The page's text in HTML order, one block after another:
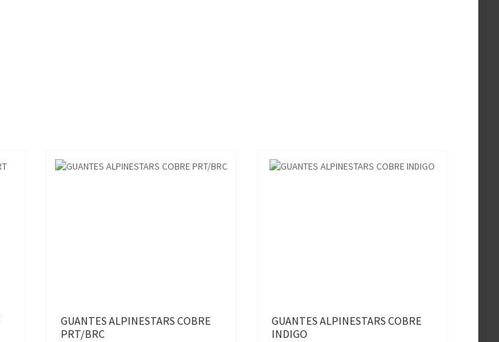
GUANTES ALPINESTARS COBRE
PRT/BRC
GUANTES ALPINESTARS COBRE
INDIGO